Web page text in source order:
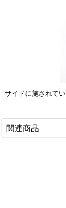
サイドに施されて
関連商品